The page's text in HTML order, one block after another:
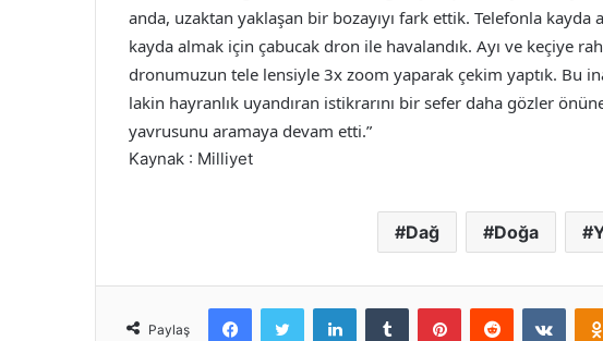
anda, uzaktan yaklaşan bir bozayıyı fark ettik. Telefonla kayda
kayda almak için çabucak dron ile havalandık. Ayı ve keçiye
dronumuzun tele lensiyle 3x zoom yaparak çekim yaptık. Bu
lakin hayranlık uyandıran istikrarını bir sefer daha gözler
yavrusunu aramaya devam etti.”
Kaynak : Milliyet
Dağ Doğa
Paylaş
FacebookTwitter LinkedInTumblr PinterestReddit